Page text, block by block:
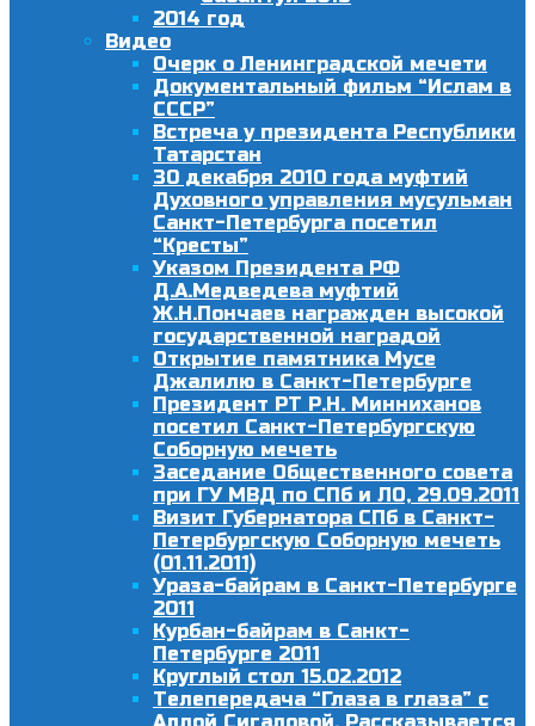
2014 год
Видео
Очерк о Ленинградской мечети
Документальный фильм “Ислам в
СССР”
Встреча у президента Республики
Татарстан
30 декабря 2010 года муфтий
Духовного управления мусульман
Санкт-Петербурга посетил
“Кресты”
Указом Президента РФ
Д.А.Медведева муфтий
Ж.Н.Пончаев награжден высокой
государственной наградой
Открытие памятника Мусе
Джалилю в Санкт-Петербурге
Президент РТ Р.Н. Минниханов
посетил Санкт-Петербургскую
Соборную мечеть
Заседание Общественного совета
при ГУ МВД по СПб и ЛО, 29.09.2011
Визит Губернатора СПб в Санкт-
Петербургскую Соборную мечеть
(01.11.2011)
Ураза-байрам в Санкт-Петербурге
2011
Курбан-байрам в Санкт-
Петербурге 2011
Круглый стол 15.02.2012
Телепередача “Глаза в глаза” с